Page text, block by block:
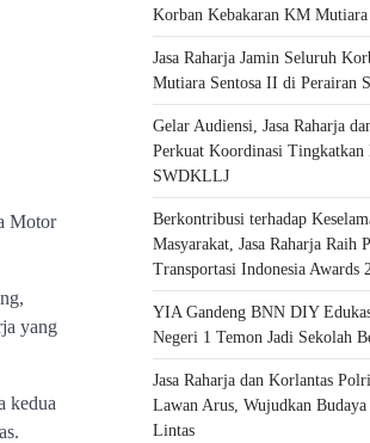
Motor
yang
kedua
Korban Kebakaran KM Mutiara
Jasa Raharja Jamin Seluruh
Mutiara Sentosa II di Perairan
Gelar Audiensi, Jasa Raharja
Perkuat Koordinasi Tingkatkan
SWDKLLJ
Berkontribusi terhadap
Masyarakat, Jasa Raharja Raih
Transportasi Indonesia Awards
YIA Gandeng BNN DIY
Negeri 1 Temon Jadi Sekolah
Jasa Raharja dan Korlantas
Lawan Arus, Wujudkan
Lintas